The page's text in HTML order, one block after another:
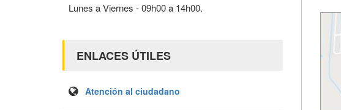
Lunes a Viernes - 09h00 a 14h00.
ENLACES ÚTILES
Atención al ciudadano